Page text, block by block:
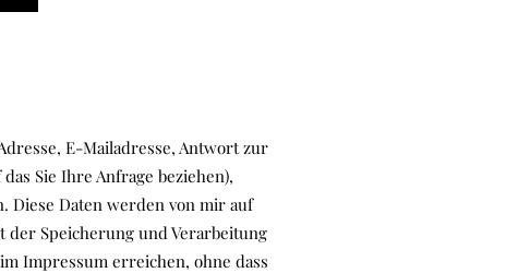
E-Mailadresse, Antwort zur
Sie Ihre Anfrage beziehen),
Diese Daten werden von mir auf
der Speicherung und Verarbeitung
Impressum erreichen, ohne dass